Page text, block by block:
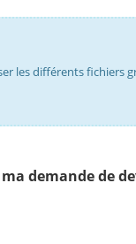
les différents fichiers
demande de